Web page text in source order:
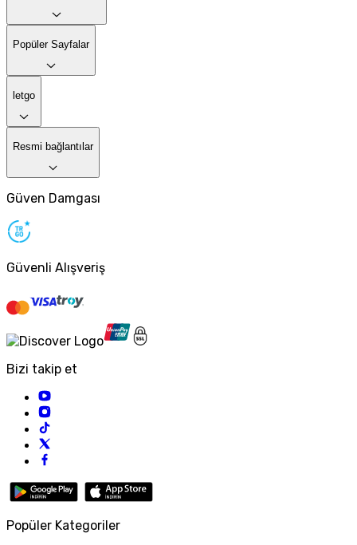
Popüler Sayfalar
letgo
Resmi bağlantılar
Güven Damgası
Güvenli Alışveriş
Bizi takip et
Popüler Kategoriler